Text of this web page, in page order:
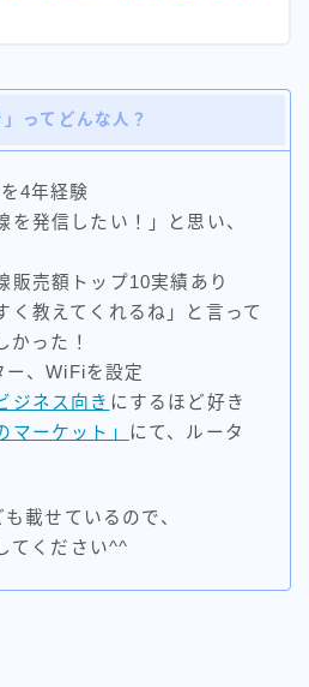
」ってどんな人？
4年経験
を発信したい！」と思い、
販売額トップ10実績あり
く教えてくれるね」と言って
かった！
ー、WiFiを設定
ジネス向き にするほど好き
マーケット」 にて、ルータ
載せているので、
てください^^